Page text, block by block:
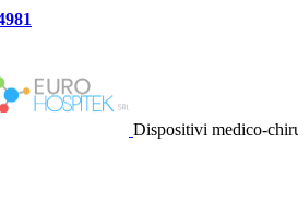
Dispositivi medico-